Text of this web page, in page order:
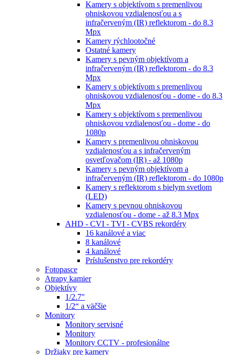
Kamery s objektívom s premenlivou
ohniskovou vzdialenosťou a s
infračerveným (IR) reflektorom - do 8.3
Mpx
Kamery rýchlootočné
Ostatné kamery
Kamery s pevným objektívom a
infračerveným (IR) reflektorom - do 8.3
Mpx
Kamery s objektívom s premenlivou
ohniskovou vzdialenosťou - dome - do 8.3
Mpx
Kamery s objektívom s premenlivou
ohniskovou vzdialenosťou - dome - do
1080p
Kamery s premenlivou ohniskovou
vzdialenosťou a s infračerveným
osvetľovačom (IR) - až 1080p
Kamery s pevným objektívom a
infračerveným (IR) reflektorom - do 1080p
Kamery s reflektorom s bielym svetlom
(LED)
Kamery s pevnou ohniskovou
vzdialenosťou - dome - až 8.3 Mpx
AHD - CVI - TVI - CVBS rekordéry
16 kanálové a viac
8 kanálové
4 kanálové
Príslušenstvo pre rekordéry
Fotopasce
Atrapy kamier
Objektívy
1/2.7"
1/2“ a väčšie
Monitory
Monitory servisné
Monitory
Monitory CCTV - profesionálne
Držiaky pre kamery